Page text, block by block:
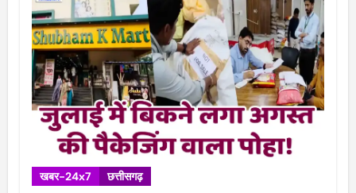
खबर-24x7 छत्तीसगढ़